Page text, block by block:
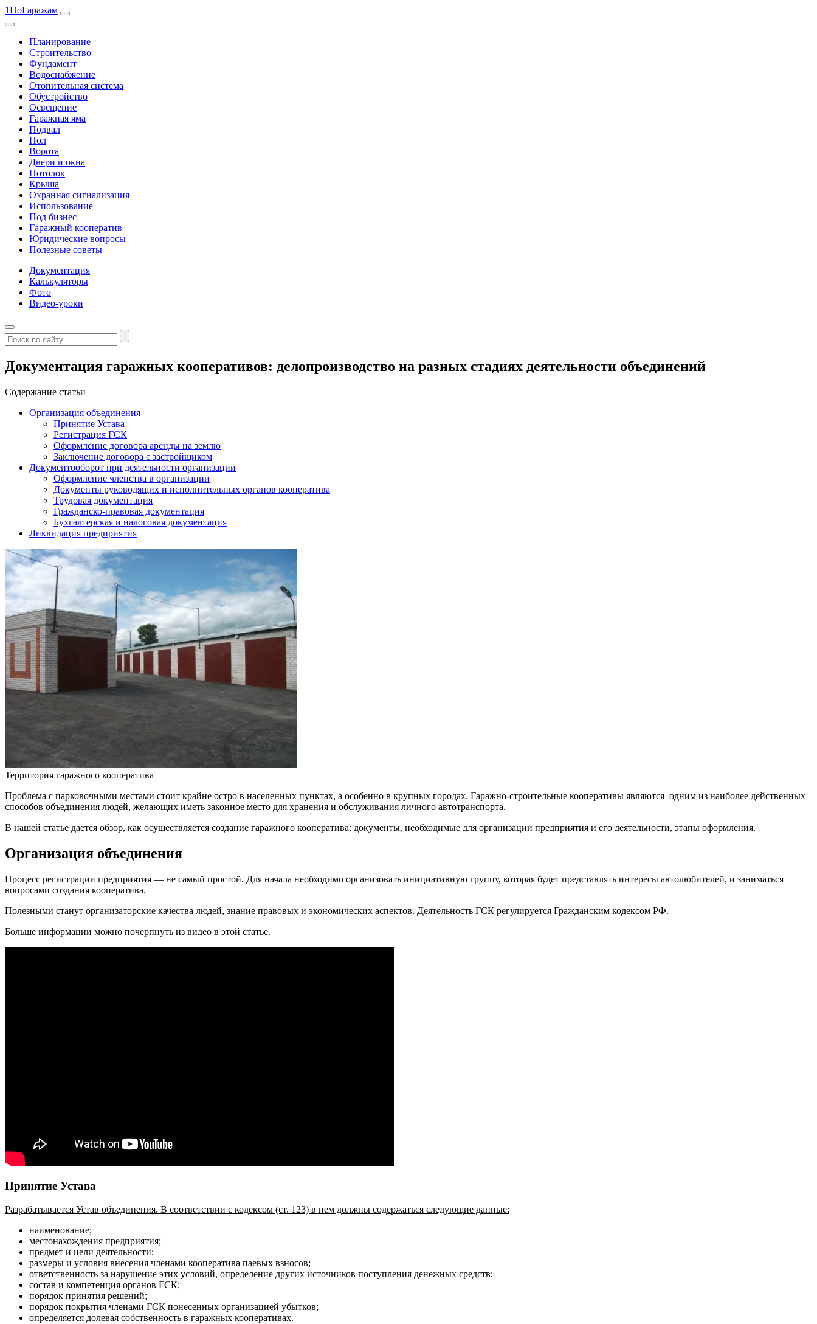
1ПоГаражам
Планирование
Строительство
Фундамент
Водоснабжение
Отопительная система
Обустройство
Освещение
Гаражная яма
Подвал
Пол
Ворота
Двери и окна
Потолок
Крыша
Охранная сигнализация
Использование
Под бизнес
Гаражный кооператив
Юридические вопросы
Полезные советы
Документация
Калькуляторы
Фото
Видео-уроки
Документация гаражных кооперативов: делопроизводство на разных стадиях деятельности объединений
Содержание статьи
Организация объединения
Принятие Устава
Регистрация ГСК
Оформление договора аренды на землю
Заключение договора с застройщиком
Документооборот при деятельности организации
Оформление членства в организации
Документы руководящих и исполнительных органов кооператива
Трудовая документация
Гражданско-правовая документация
Бухгалтерская и налоговая документация
Ликвидация предприятия
Территория гаражного кооператива
Проблема с парковочными местами стоит крайне остро в населенных пунктах, а особенно в крупных городах. Гаражно-строительные кооперативы являются одним из наиболее действенных
способов объединения людей, желающих иметь законное место для хранения и обслуживания личного автотранспорта.
В нашей статье дается обзор, как осуществляется создание гаражного кооператива: документы, необходимые для организации предприятия и его деятельности, этапы оформления.
Организация объединения
Процесс регистрации предприятия — не самый простой. Для начала необходимо организовать инициативную группу, которая будет представлять интересы автолюбителей, и заниматься
вопросами создания кооператива.
Полезными станут организаторские качества людей, знание правовых и экономических аспектов. Деятельность ГСК регулируется Гражданским кодексом РФ.
Больше информации можно почерпнуть из видео в этой статье.
Принятие Устава
Разрабатывается Устав объединения. В соответствии с кодексом (ст. 123) в нем должны содержаться следующие данные:
наименование;
местонахождения предприятия;
предмет и цели деятельности;
размеры и условия внесения членами кооператива паевых взносов;
ответственность за нарушение этих условий, определение других источников поступления денежных средств;
состав и компетенция органов ГСК;
порядок принятия решений;
порядок покрытия членами ГСК понесенных организацией убытков;
определяется долевая собственность в гаражных кооперативах.